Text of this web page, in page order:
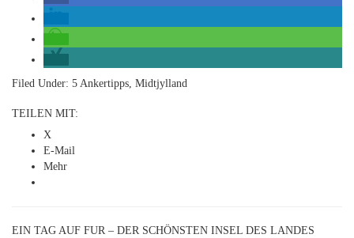
Filed Under: 5 Ankertipps, Midtjylland
TEILEN MIT:
X
E-Mail
Mehr
EIN TAG AUF FUR – DER SCHÖNSTEN INSEL DES LANDES